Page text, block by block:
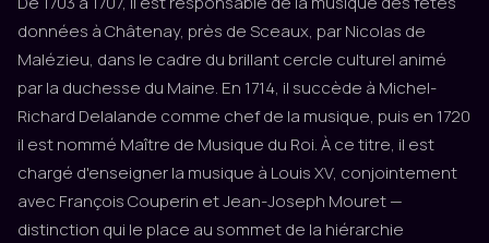
données à Châtenay, près de Sceaux, par Nicolas de
Malézieu, dans le cadre du brillant cercle culturel animé
par la duchesse du Maine. En 1714, il succède à Michel-
Richard Delalande comme chef de la musique, puis en 1720
il est nommé Maître de Musique du Roi. À ce titre, il est
chargé d'enseigner la musique à Louis XV, conjointement
avec François Couperin et Jean-Joseph Mouret —
distinction qui le place au sommet de la hiérarchie